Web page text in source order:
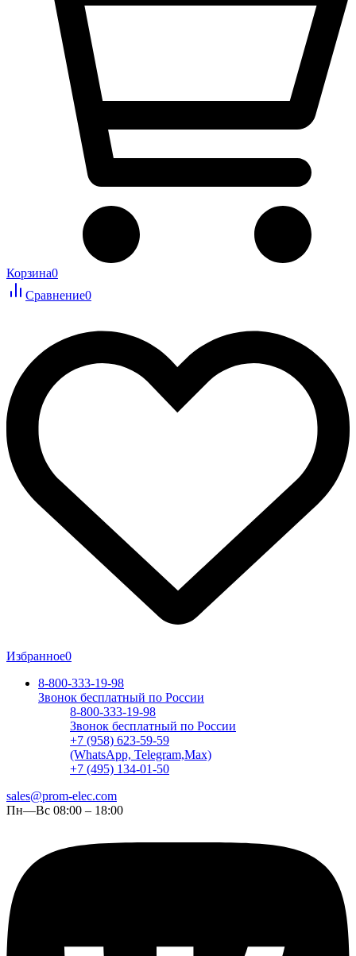
Корзина0
Сравнение0
Избранное0
8-800-333-19-98
Звонок бесплатный по России
8-800-333-19-98
Звонок бесплатный по России
+7 (958) 623-59-59
(WhatsApp, Telegram,Max)
+7 (495) 134-01-50
sales@prom-elec.com
Пн—Вс 08:00 – 18:00